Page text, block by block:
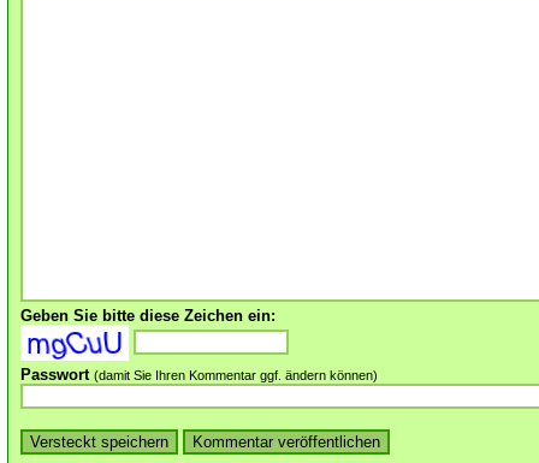
Geben Sie bitte diese Zeichen ein:
Passwort (damit Sie Ihren Kommentar ggf. ändern können)